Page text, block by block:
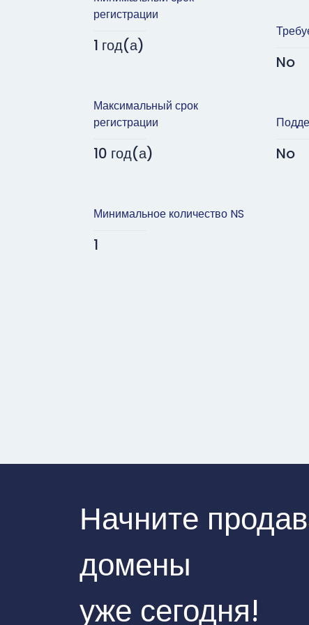
регистрации
1 год(а)
Максимальный срок
регистрации
10 год(а)
Минимальное количество NS
1
No
No
Начните
домены
уже сегодня!